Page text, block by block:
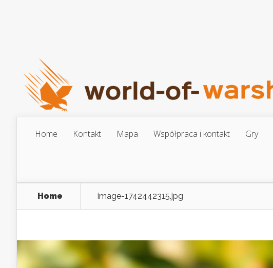
Home Kontakt Mapa Współpraca i kontakt Gry
Home image-1742442315.jpg